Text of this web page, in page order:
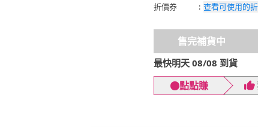
折價券
: 查看可使用的
售完補貨中
最快明天 08/08 到貨
點點賺